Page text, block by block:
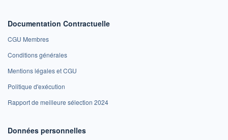
Documentation Contractuelle
CGU Membres
Conditions générales
Mentions légales et CGU
Politique d'exécution
Rapport de meilleure sélection 2024
Données personnelles